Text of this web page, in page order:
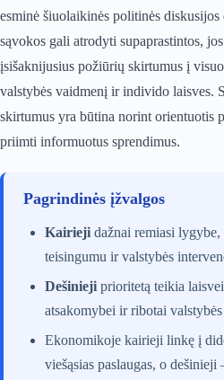
esminė šiuolaikinės politinės diskusijos
sąvokos gali atrodyti supaprastintos,
įsišaknijusius požiūrių skirtumus į
valstybės vaidmenį ir individo laisves.
skirtumus yra būtina norint orientuotis
priimti informuotus sprendimus.
Pagrindinės įžvalgos
Kairieji dažnai remiasi
teisingumu ir valstybės
Dešinieji prioritetą teikia
atsakomybei ir ribotai
Ekonomikoje kairieji linkę į
viešąsias paslaugas, o